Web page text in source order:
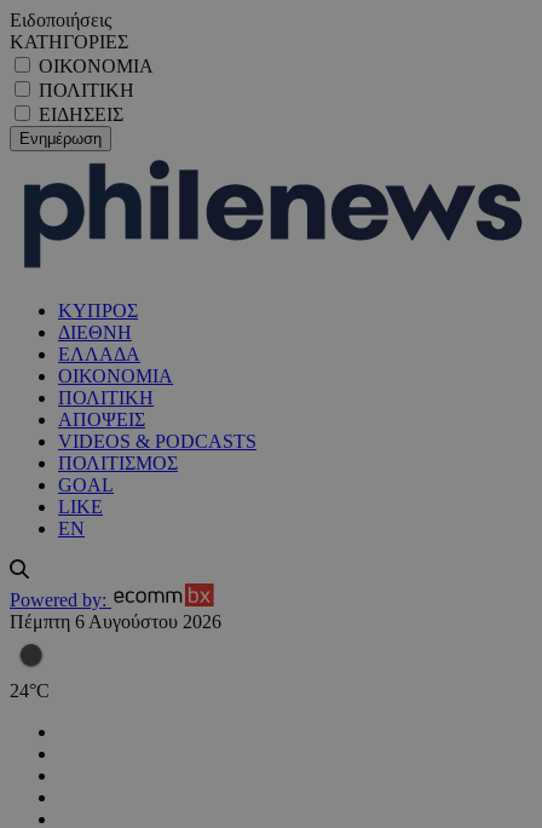
Ειδοποιήσεις
ΚΑΤΗΓΟΡΙΕΣ
ΟΙΚΟΝΟΜΙΑ
ΠΟΛΙΤΙΚΗ
ΕΙΔΗΣΕΙΣ
ΚΥΠΡΟΣ
ΔΙΕΘΝΗ
ΕΛΛΑΔΑ
ΟΙΚΟΝΟΜΙΑ
ΠΟΛΙΤΙΚΗ
ΑΠΟΨΕΙΣ
VIDEOS & PODCASTS
ΠΟΛΙΤΙΣΜΟΣ
GOAL
LIKE
EN
Powered by:
Πέμπτη 6 Αυγούστου 2026
24°C